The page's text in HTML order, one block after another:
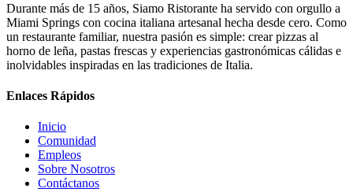
Durante más de 15 años, Siamo Ristorante ha servido con orgullo a
Miami Springs con cocina italiana artesanal hecha desde cero. Como
un restaurante familiar, nuestra pasión es simple: crear pizzas al
horno de leña, pastas frescas y experiencias gastronómicas cálidas e
inolvidables inspiradas en las tradiciones de Italia.
Enlaces Rápidos
Inicio
Comunidad
Empleos
Sobre Nosotros
Contáctanos